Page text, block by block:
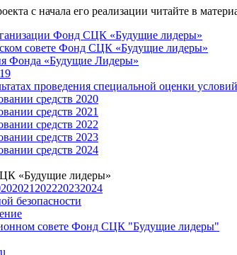
с начала его реализации читайте в
Фонд СЦК «Будущие лидеры»
совете Фонд СЦК «Будущие лидеры»
Фонда «Будущие Лидеры»
проведения специальной оценки
средств 2020
средств 2021
средств 2022
средств 2023
средств 2024
«Будущие лидеры»
2021 202220232024
безопасности
совете Фонд СЦК "Будущие лидеры"